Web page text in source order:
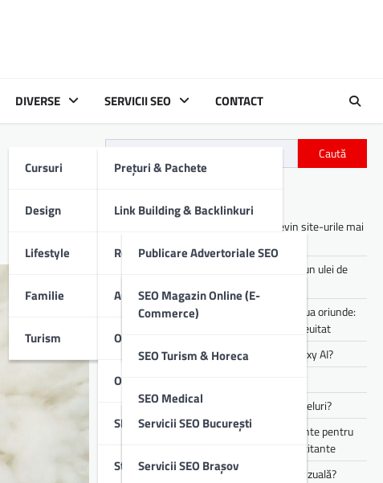
DIVERSE
Cursuri
Design
Lifestyle
Familie
Turism
SERVICII SEO
Prețuri & Pachete
Link Building & Backlinkuri
Redactare Conținut SEO
Publicare Advertoriale SEO
Comunicate De Presă
Audit SEO Tehnic
SEO Magazin Online (E-
Commerce)
SEO Turism & Horeca
SEO Medical
Optimizare SEO On-Page
Optimizare SEO Off-Page
SEO LocalServicii SEO București
Servicii SEO Brașov
Studii De Caz
CONTACT
Caută
Asistenții digitali cu AI: cum devin site-urile mai
Cum îți afectează motorul mașinii un ulei de
Experiența de party pe care o poți lua oriunde:
sunet portabil pentru vibe-uri de neuitat
Cum lucrezi mai rapid folosind Galaxy AI?
Cum alegi căști pentru muncă și apeluri?
Te simți mereu obosit? Ce suplimente pentru
energie pot ajuta în perioadele solicitante
Cum îți transformă AI experiența vizuală?